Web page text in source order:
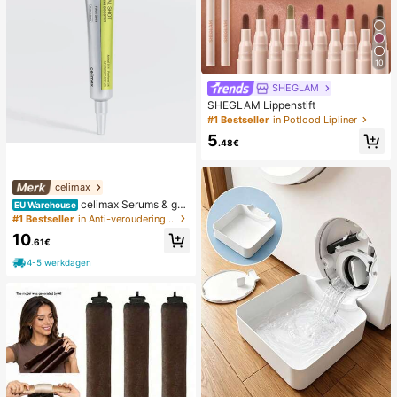
celimax
EU Warehouse celimax Serums & gez
ichtsbehandelingen
#1 Bestseller in Anti-veroudering Serums & Gezichtsbehandelingen
10.61€
4-5 werkdagen
10
SHEGLAM
SHEGLAM Lippenstift
#1 Bestseller in Potlood Lipliner
5.48€